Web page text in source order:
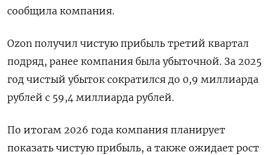
сообщила компания.
Ozon получил чистую прибыль третий квартал
подряд, ранее компания была убыточной. За 2025
год чистый убыток ​сократился до 0,9 миллиарда
рублей с ​59,4 миллиарда ​рублей.
По итогам ⁠2026 года компания планирует
показать чистую прибыль, а ‌также ожидает рост